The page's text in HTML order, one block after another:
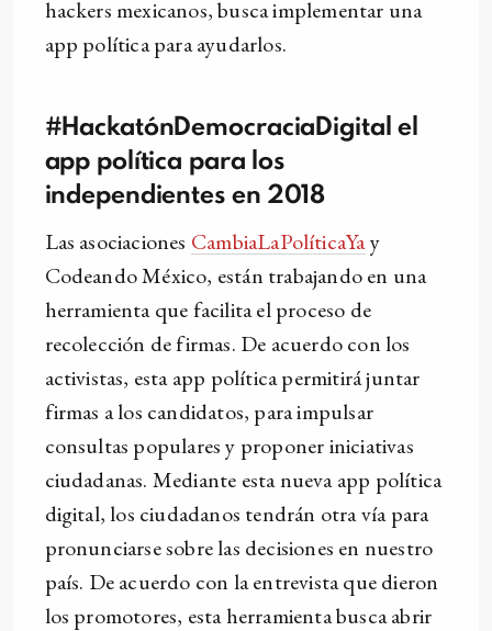
hackers mexicanos, busca implementar una
app política para ayudarlos.
#HackatónDemocraciaDigital el
app política para los
independientes en 2018
Las asociaciones CambiaLaPolíticaYay
Codeando México, están trabajando en una
herramienta que facilita el proceso de
recolección de firmas. De acuerdo con los
activistas, esta app política permitirá juntar
firmas a los candidatos, para impulsar
consultas populares y proponer iniciativas
ciudadanas. Mediante esta nueva app política
digital, los ciudadanos tendrán otra vía para
pronunciarse sobre las decisiones en nuestro
país. De acuerdo con la entrevista que dieron
los promotores, esta herramienta busca abrir